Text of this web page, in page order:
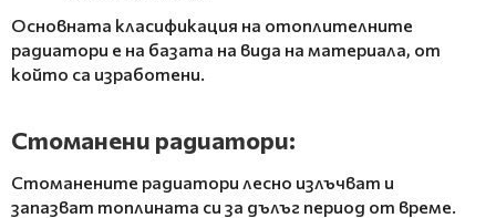
Основната класификация на отоплителните
радиатори е на базата на вида на материала, от
който са изработени.
Стоманени радиатори:
Стоманените радиатори лесно излъчват и
запазват топлината си за дълъг период от време.